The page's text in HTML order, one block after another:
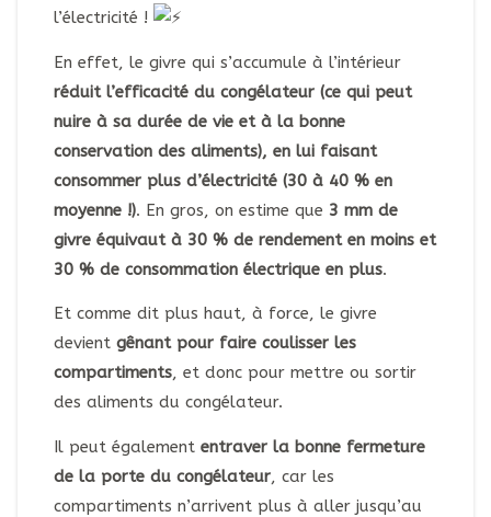
l’électricité !
En effet, le givre qui s’accumule à l’intérieur
réduit l’efficacité du congélateur (ce qui peut
nuire à sa durée de vie et à la bonne
conservation des aliments), en lui faisant
consommer plus d’électricité (30 à 40 % en
moyenne !). En gros, on estime que 3 mm de
givre équivaut à 30 % de rendement en moins et
30 % de consommation électrique en plus.
Et comme dit plus haut, à force, le givre
devient gênant pour faire coulisser les
compartiments, et donc pour mettre ou sortir
des aliments du congélateur.
Il peut également entraver la bonne fermeture
de la porte du congélateur, car les
compartiments n’arrivent plus à aller jusqu’au